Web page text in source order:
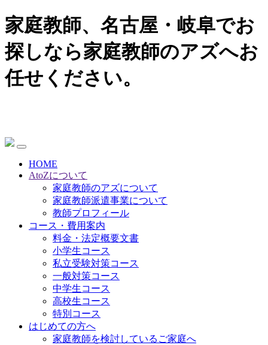
家庭教師、名古屋・岐阜でお
探しなら家庭教師のアズへお
任せください。
HOME
AtoZについて
家庭教師のアズについて
家庭教師派遣事業について
教師プロフィール
コース・費用案内
料金・法定概要文書
小学生コース
私立受験対策コース
一般対策コース
中学生コース
高校生コース
特別コース
はじめての方へ
家庭教師を検討しているご家庭へ